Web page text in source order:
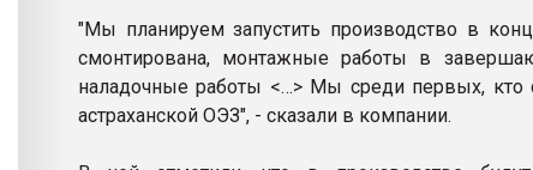
"Мы планируем запустить производство в
смонтирована, монтажные работы в
наладочные работы <…> Мы среди первых, кто
астраханской ОЭЗ", - сказали в компании.